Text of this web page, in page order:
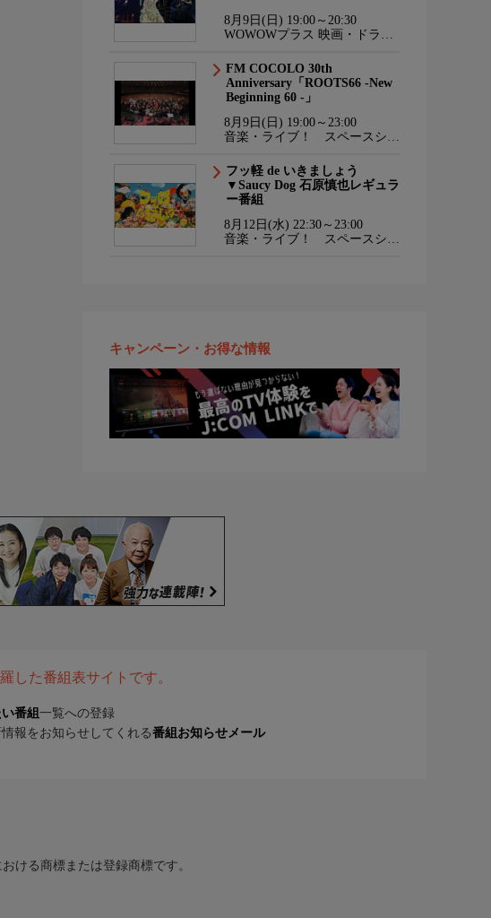
8月9日(日) 19:00～20:30
WOWOWプラス 映画・ドラ
FM COCOLO 30th
Anniversary「ROOTS66 -New
Beginning 60 -」
8月9日(日) 19:00～23:00
音楽・ライブ！ スペースシャ
フッ軽 de いきましょう
▼Saucy Dog 石原慎也レギュラ
ー番組
8月12日(水) 22:30～23:00
音楽・ライブ！ スペースシャ
キャンペーン・お得な情報
した番組表サイトです。
番組 一覧への登録
報をお知らせしてくれる番組お知らせメール
ける商標または登録商標です。